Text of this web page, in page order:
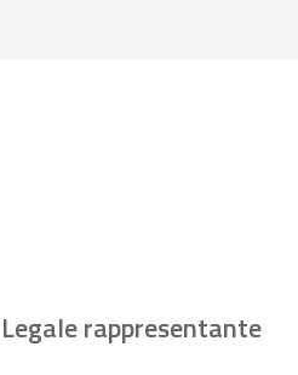
Legale rappresentante